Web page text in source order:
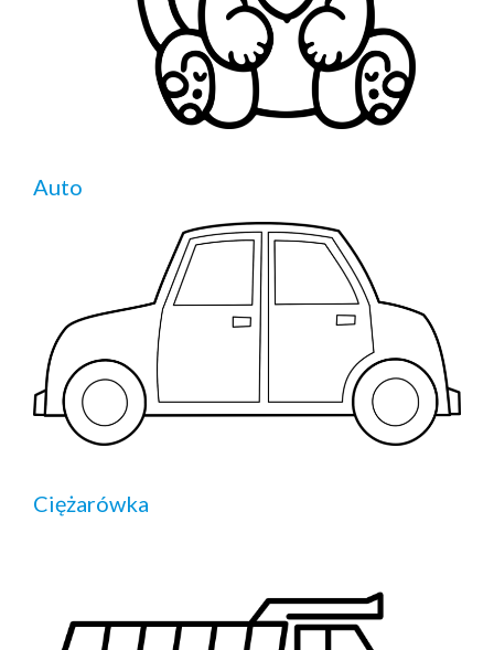
Auto
Ciężarówka